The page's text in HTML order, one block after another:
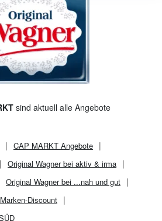
sind aktuell alle Angebote
CAP MARKT Angebote
Original Wagner bei aktiv & irma
Original Wagner bei ...nah und gut
Discount